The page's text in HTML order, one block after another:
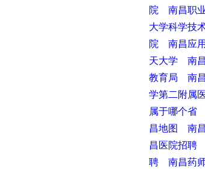
院
南昌职
大学科学技
院
南昌应
天大学
南
教育局
南
学第二附属
属于哪个省
昌地图
南
昌医院招聘
聘
南昌药